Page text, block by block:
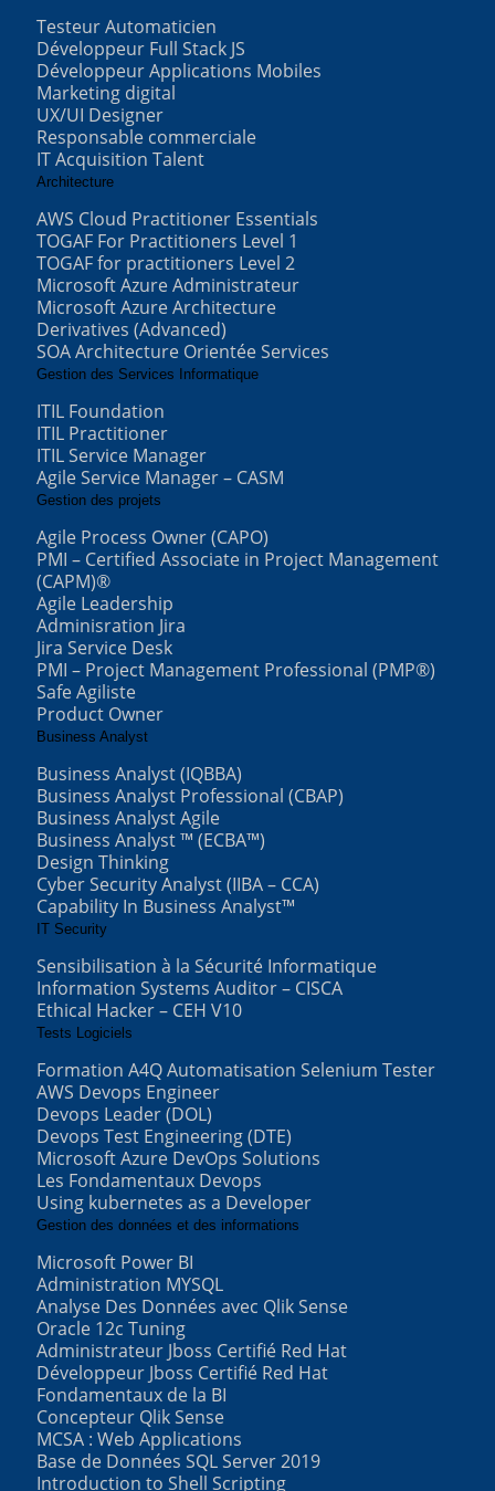
Testeur Automaticien
Développeur Full Stack JS
Développeur Applications Mobiles
Marketing digital
UX/UI Designer
Responsable commerciale
IT Acquisition Talent
Architecture
AWS Cloud Practitioner Essentials
TOGAF For Practitioners Level 1
TOGAF for practitioners Level 2
Microsoft Azure Administrateur
Microsoft Azure Architecture
Derivatives (Advanced)
SOA Architecture Orientée Services
Gestion des Services Informatique
ITIL Foundation
ITIL Practitioner
ITIL Service Manager
Agile Service Manager – CASM
Gestion des projets
Agile Process Owner (CAPO)
PMI – Certified Associate in Project Management
(CAPM)®
Agile Leadership
Adminisration Jira
Jira Service Desk
PMI – Project Management Professional (PMP®)
Safe Agiliste
Product Owner
Business Analyst
Business Analyst (IQBBA)
Business Analyst Professional (CBAP)
Business Analyst Agile
Business Analyst ™ (ECBA™)
Design Thinking
Cyber Security Analyst (IIBA – CCA)
Capability In Business Analyst™
IT Security
Sensibilisation à la Sécurité Informatique
Information Systems Auditor – CISCA
Ethical Hacker – CEH V10
Tests Logiciels
Formation A4Q Automatisation Selenium Tester
AWS Devops Engineer
Devops Leader (DOL)
Devops Test Engineering (DTE)
Microsoft Azure DevOps Solutions
Les Fondamentaux Devops
Using kubernetes as a Developer
Gestion des données et des informations
Microsoft Power BI
Administration MYSQL
Analyse Des Données avec Qlik Sense
Oracle 12c Tuning
Administrateur Jboss Certifié Red Hat
Développeur Jboss Certifié Red Hat
Fondamentaux de la BI
Concepteur Qlik Sense
MCSA : Web Applications
Base de Données SQL Server 2019
Introduction to Shell Scripting